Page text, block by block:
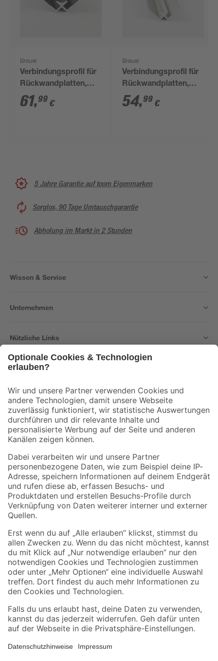
Breuer
Verbindungsprofil für
Rückwandplatten,
Ecke innen, schwarz
matt, 2550 mm
61,99 €
Breuer
Verbindungsprofil für
Rückwandplatten,
Ecke innen, alu silber
matt, 2550 mm
54,99 €
5 Jahre Garantie auf toom Eigenmarken
Sorglos, 90 Tage Umtauschgarantie
Abholung im Markt in 2 Stunden
Wissen & Service
Unternehmen
Nützliche Links
Der toom Newsletter: Keine Angebote und Aktionen mehr verpassen!
Zur Newsletter Anmeldung
Folge uns
Zahlungsarten Versandarten
Sicher einkaufen
Jetzt die toom-App herunterladen
Alle Preisangaben in EUR inkl. gesetzl. MwSt.. Die dargestellten Angebote sind unter
Umständen nicht in allen Märkten verfügbar. Die angegebenen Verfügbarkeiten beziehen
Produkte nur solange der Vorrat reicht.
*Paketversand ab 59 € versandkostenfrei, gilt nicht für Artikel mit Speditionsversand, hier